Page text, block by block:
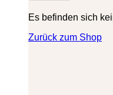
Es befinden sich
Zurück zum Shop